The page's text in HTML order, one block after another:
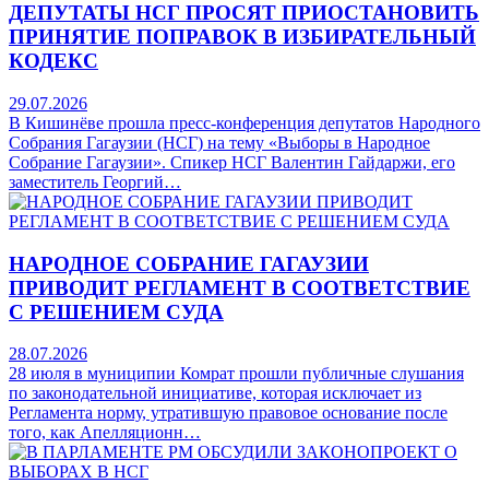
ДЕПУТАТЫ НСГ ПРОСЯТ ПРИОСТАНОВИТЬ
ПРИНЯТИЕ ПОПРАВОК В ИЗБИРАТЕЛЬНЫЙ
КОДЕКС
29.07.2026
В Кишинёве прошла пресс-конференция депутатов Народного
Собрания Гагаузии (НСГ) на тему «Выборы в Народное
Собрание Гагаузии». Спикер НСГ Валентин Гайдаржи, его
заместитель Георгий…
НАРОДНОЕ СОБРАНИЕ ГАГАУЗИИ
ПРИВОДИТ РЕГЛАМЕНТ В СООТВЕТСТВИЕ
С РЕШЕНИЕМ СУДА
28.07.2026
28 июля в муниципии Комрат прошли публичные слушания
по законодательной инициативе, которая исключает из
Регламента норму, утратившую правовое основание после
того, как Апелляционн…